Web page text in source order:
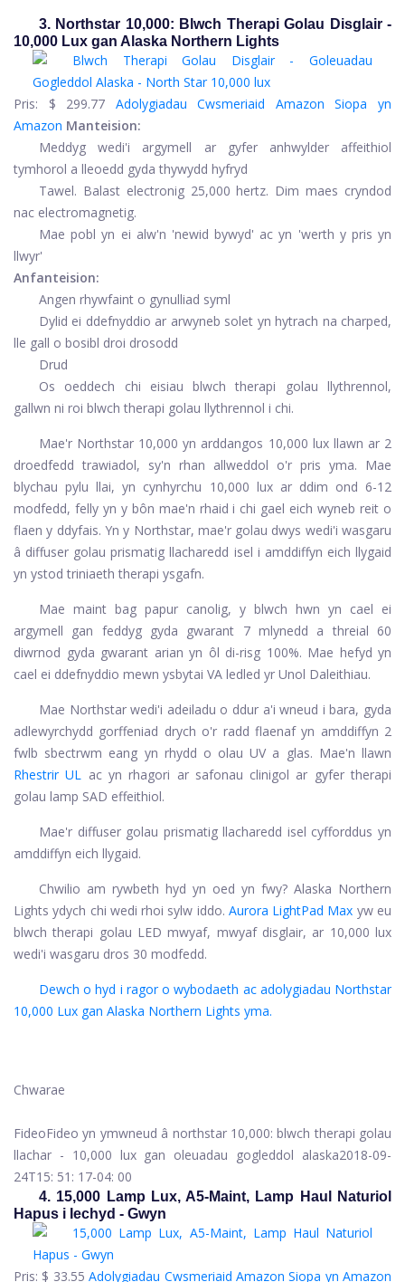
3. Northstar 10,000: Blwch Therapi Golau Disglair -
10,000 Lux gan Alaska Northern Lights
Pris: $ 299.77 Adolygiadau Cwsmeriaid Amazon
Siopa yn
Amazon Manteision:
Meddyg wedi'i argymell ar gyfer anhwylder affeithiol
tymhorol a lleoedd gyda thywydd hyfryd
Tawel. Balast electronig 25,000 hertz. Dim maes cryndod
nac electromagnetig.
Mae pobl yn ei alw'n 'newid bywyd' ac yn 'werth y pris yn
llwyr'
Anfanteision:
Angen rhywfaint o gynulliad syml
Dylid ei ddefnyddio ar arwyneb solet yn hytrach na charped,
lle gall o bosibl droi drosodd
Drud
Os oeddech chi eisiau blwch therapi golau llythrennol,
gallwn ni roi blwch therapi golau llythrennol i chi.
Mae'r Northstar 10,000 yn arddangos 10,000 lux llawn ar 2
droedfedd trawiadol, sy'n rhan allweddol o'r pris yma. Mae
blychau pylu llai, yn cynhyrchu 10,000 lux ar ddim ond 6-12
modfedd, felly yn y bôn mae'n rhaid i chi gael eich wyneb reit o
flaen y ddyfais. Yn y Northstar, mae'r golau dwys wedi'i wasgaru
â diffuser golau prismatig llacharedd isel i amddiffyn eich llygaid
yn ystod triniaeth therapi ysgafn.
Mae maint bag papur canolig, y blwch hwn yn cael ei
argymell gan feddyg gyda gwarant 7 mlynedd a threial 60
diwrnod gyda gwarant arian yn ôl di-risg 100%. Mae hefyd yn
cael ei ddefnyddio mewn ysbytai VA ledled yr Unol Daleithiau.
Mae Northstar wedi'i adeiladu o ddur a'i wneud i bara, gyda
adlewyrchydd gorffeniad drych o'r radd flaenaf yn amddiffyn 2
fwlb sbectrwm eang yn rhydd o olau UV a glas. Mae'n llawn
Rhestrir UL ac yn rhagori ar safonau clinigol ar gyfer therapi
golau lamp SAD effeithiol.
Mae'r diffuser golau prismatig llacharedd isel cyfforddus yn
amddiffyn eich llygaid.
Chwilio am rywbeth hyd yn oed yn fwy? Alaska Northern
Lights ydych chi wedi rhoi sylw iddo. Aurora LightPad Max yw eu
blwch therapi golau LED mwyaf, mwyaf disglair, ar 10,000 lux
wedi'i wasgaru dros 30 modfedd.
Dewch o hyd i ragor o wybodaeth ac adolygiadau Northstar
10,000 Lux gan Alaska Northern Lights yma.
Chwarae
FideoFideo yn ymwneud â northstar 10,000: blwch therapi golau
llachar - 10,000 lux gan oleuadau gogleddol alaska2018-09-
24T15: 51: 17-04: 00
4. 15,000 Lamp Lux, A5-Maint, Lamp Haul Naturiol
Hapus i Iechyd - Gwyn
Pris: $ 33.55 Adolygiadau Cwsmeriaid Amazon Siopa yn Amazon